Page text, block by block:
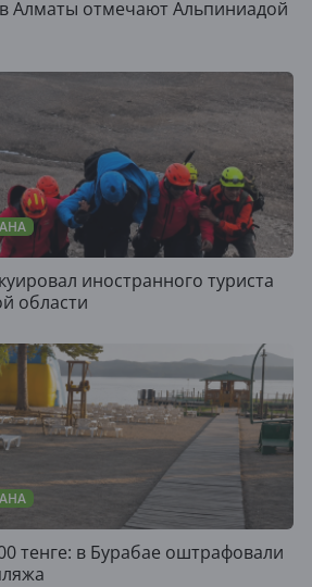
Алматы отмечают Альпиниадой
иностранного туриста
области
тенге: в Бурабае оштрафовали